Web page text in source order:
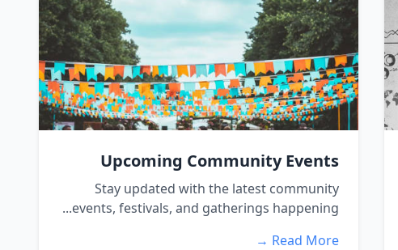
Upcoming Community Events
Stay updated with the latest community
events, festivals, and gatherings happening...
Read More →